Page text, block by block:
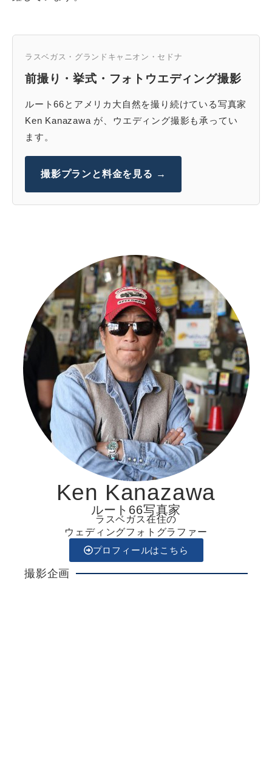
ラスベガス・グランドキャニオン・セドナ
前撮り・挙式・フォトウエディング撮影
ルート66とアメリカ大自然を撮り続けている写真家
Ken Kanazawa が、ウエディング撮影も承ってい
ます。
撮影プランと料金を見る →
Ken Kanazawa
ルート66写真家
ラスベガス在住の
ウェディングフォトグラファー
プロフィールはこちら
撮影企画